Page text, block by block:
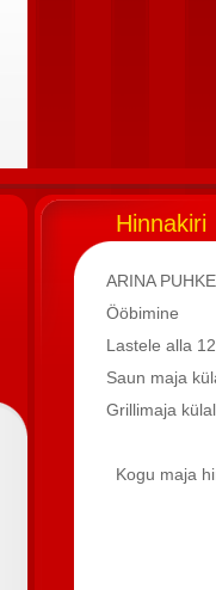
Hinnakiri
ARINA
Saun
Grillimaja
Kogu